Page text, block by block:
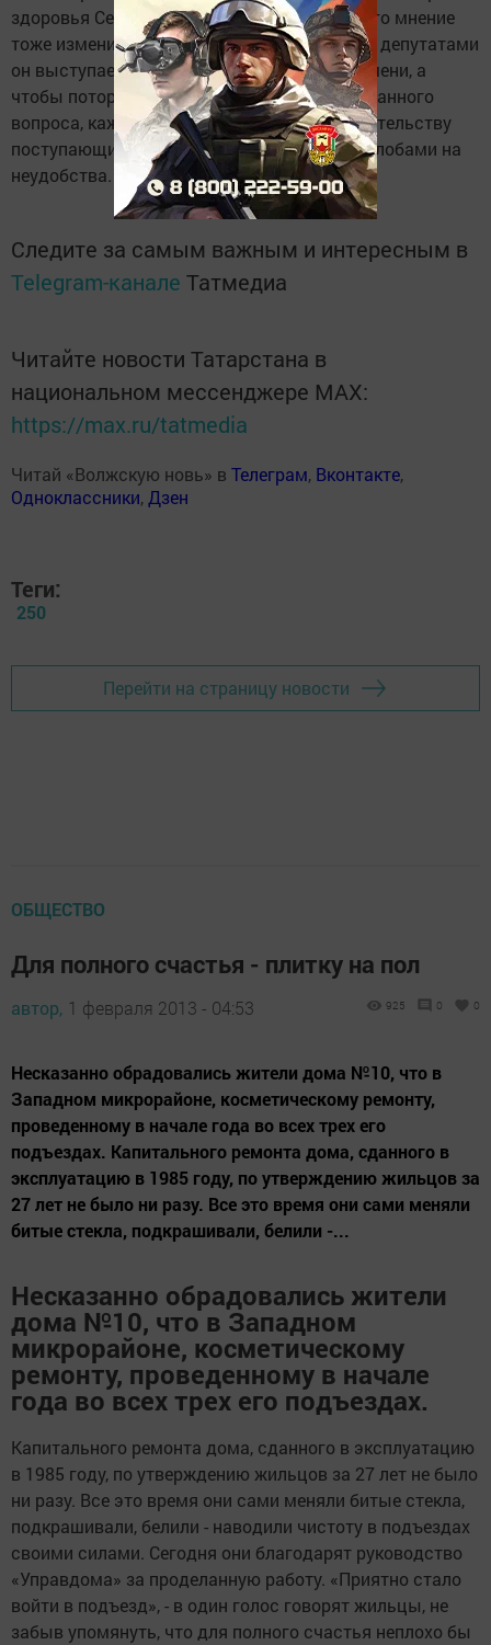
здоровья Сергей Калашников. Но сегодня его мнение
тоже изменилось. Сейчас наряду с другими депутатами
он выступает за возвращение зимнего времени, а
чтобы поторопить министров с решением данного
вопроса, каждую неделю пересылает правительству
поступающие от граждан писем пачки с жалобами на
неудобства.
Следите за самым важным и интересным в
Telegram-канале Татмедиа
Читайте новости Татарстана в
национальном мессенджере MАХ:
https://max.ru/tatmedia
Читай «Волжскую новь» в Телеграм, Вконтакте,
Одноклассники, Дзен
Теги:
250
Перейти на страницу новости
ОБЩЕСТВО
Для полного счастья - плитку на пол
автор, 1 февраля 2013 - 04:53 925 0 0
Несказанно обрадовались жители дома №10, что в
Западном микрорайоне, косметическому ремонту,
проведенному в начале года во всех трех его
подъездах. Капитального ремонта дома, сданного в
эксплуатацию в 1985 году, по утверждению жильцов за
27 лет не было ни разу. Все это время они сами меняли
битые стекла, подкрашивали, белили -...
Несказанно обрадовались жители
дома №10, что в Западном
микрорайоне, косметическому
ремонту, проведенному в начале
года во всех трех его подъездах.
Капитального ремонта дома, сданного в эксплуатацию
в 1985 году, по утверждению жильцов за 27 лет не было
ни разу. Все это время они сами меняли битые стекла,
подкрашивали, белили - наводили чистоту в подъездах
своими силами. Сегодня они благодарят руководство
«Управдома» за проделанную работу. «Приятно стало
войти в подъезд», - в один голос говорят жильцы, не
забыв упомянуть, что для полного счастья неплохо бы